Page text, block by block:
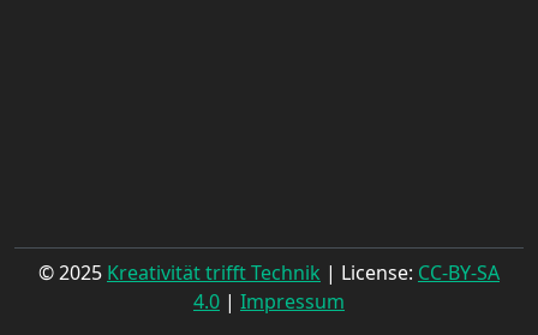
© 2025 Kreativität trifft Technik | License: CC-BY-SA
4.0 | Impressum